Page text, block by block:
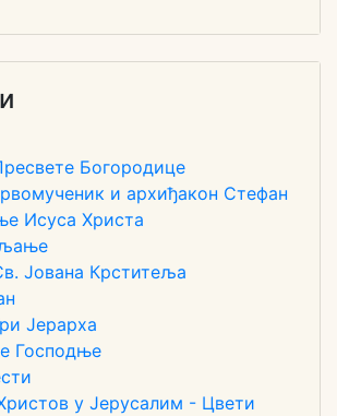
Богородице
и архиђакон Стефан
Исуса Христа
Јована Крститеља
Јерарха
Господње
у Јерусалим - Цвети